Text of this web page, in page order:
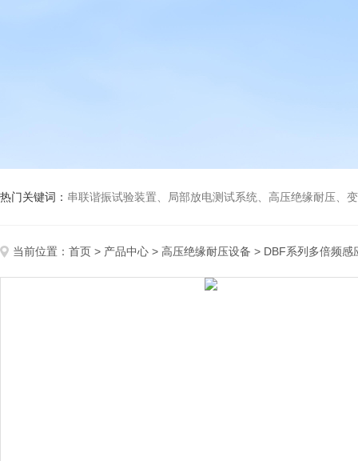
热门关键词： 串联谐振试验装置、局部放电测试系统、高压绝缘耐压、变
当前位置： 首页 > 产品中心 > 高压绝缘耐压设备 > DBF系列多倍频感